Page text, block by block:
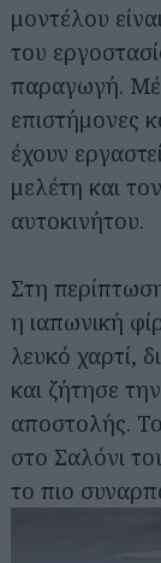
μοντέλου
του
παραγωγή.
επιστήμονες
έχουν
μελέτη και
αυτοκινήτου.
Στη
η ιαπωνική
λευκό χαρτί,
και ζήτησε
αποστολής. Το
στο Σαλόνι
το πιο